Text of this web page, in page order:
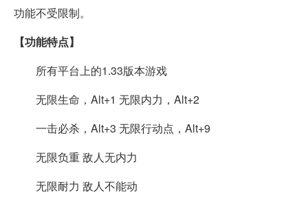
功能不受限制。
【功能特点】
所有平台上的1.33版本游戏
无限生命，Alt+1 无限内力，Alt+2
一击必杀，Alt+3 无限行动点，Alt+9
无限负重 敌人无内力
无限耐力 敌人不能动